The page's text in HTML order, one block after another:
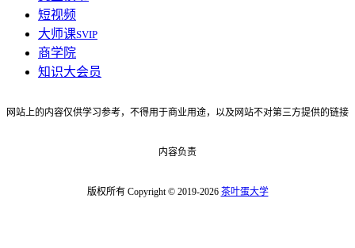
短视频
大师课SVIP
商学院
知识大会员
网站上的内容仅供学习参考，不得用于商业用途，以及网站不对第三方提供的链接
内容负责
版权所有 Copyright © 2019-2026 茶叶蛋大学